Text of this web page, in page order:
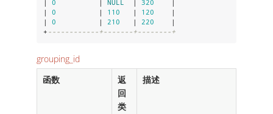
| 0
          |
NULL
  |
320
    |
| 0
          |
110
   |
120
    |
| 0
          |
210
   |
220
    |
+ ------------+-------+--------+
grouping_id
函数
返
回
类
描述